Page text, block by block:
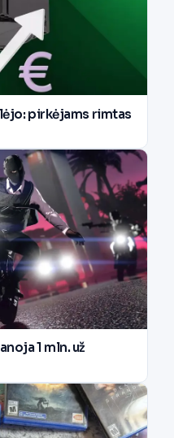
pirkėjams rimtas
1 mln. už